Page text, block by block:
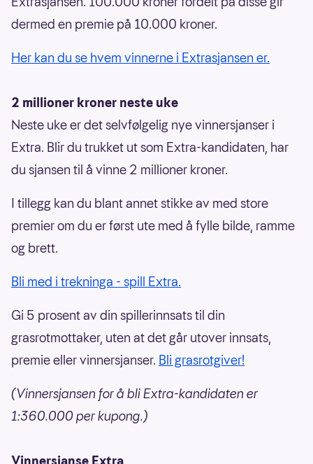
dermed en premie på 10.000 kroner.
Her kan du se hvem vinnerne i Extrasjansen er.
2 millioner kroner neste uke
Neste uke er det selvfølgelig nye vinnersjanser i
Extra. Blir du trukket ut som Extra-kandidaten, har
du sjansen til å vinne 2 millioner kroner.
I tillegg kan du blant annet stikke av med store
premier om du er først ute med å fylle bilde, ramme
og brett.
Bli med i trekninga - spill Extra.
Gi 5 prosent av din spillerinnsats til din
grasrotmottaker, uten at det går utover innsats,
premie eller vinnersjanser. Bli grasrotgiver!
(Vinnersjansen for å bli Extra-kandidaten er
1:360.000 per kupong.)